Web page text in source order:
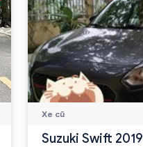
Xe cũ
Suzuki Swift 2019